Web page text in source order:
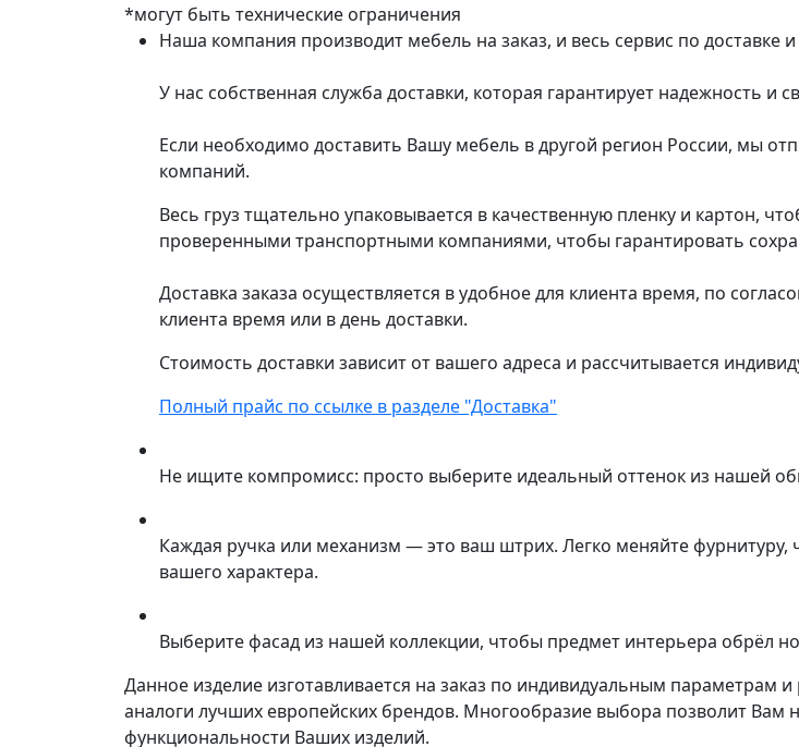
*могут быть технические ограничения
Наша компания производит мебель на заказ, и весь сервис по доставке
У нас собственная служба доставки, которая гарантирует надежность
Если необходимо доставить Вашу мебель в другой регион России, мы
компаний.
Весь груз тщательно упаковывается в качественную пленку и картон,
проверенными транспортными компаниями, чтобы гарантировать
Доставка заказа осуществляется в удобное для клиента время, по
клиента время или в день доставки.
Стоимость доставки зависит от вашего адреса и рассчитывается
Полный прайс по ссылке в разделе "Доставка"
Не ищите компромисс: просто выберите идеальный оттенок из нашей
Каждая ручка или механизм — это ваш штрих. Легко меняйте
вашего характера.
Выберите фасад из нашей коллекции, чтобы предмет интерьера обрёл
Данное изделие изготавливается на заказ по индивидуальным параметрам
аналоги лучших европейских брендов. Многообразие выбора позволит
функциональности Ваших изделий.